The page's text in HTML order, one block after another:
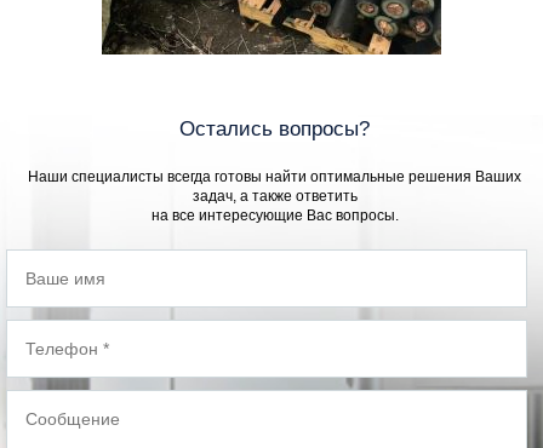
Остались вопросы?
Наши специалисты всегда готовы найти оптимальные решения Ваших
задач, а также ответить
на все интересующие Вас вопросы.